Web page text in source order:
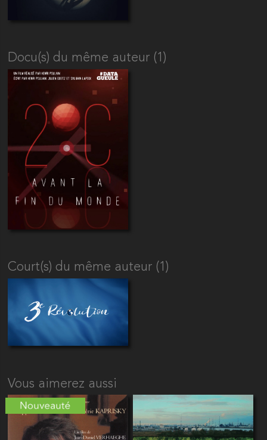
Docu(s) du même auteur (1)
Court(s) du même auteur (1)
Vous aimerez aussi